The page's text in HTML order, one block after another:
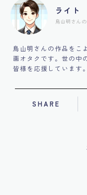
ライト
鳥山明さん
鳥山明さんの作品をこ
画オタクです。世の中
皆様を応援しています。
SHARE